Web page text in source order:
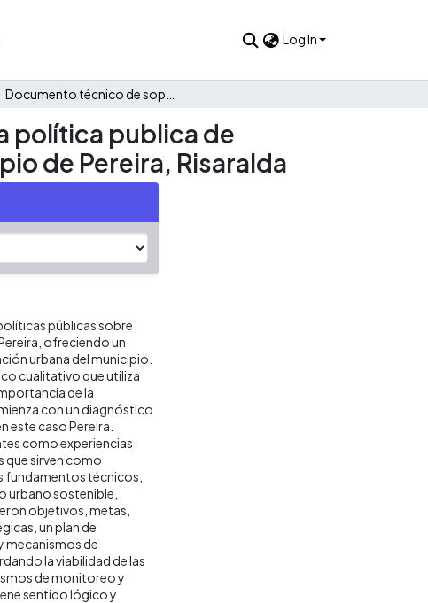
Log In
política publica de
de Pereira, Risaralda
públicas sobre
ofreciendo un
urbana del municipio.
cualitativo que utiliza
de la
con un diagnóstico
este caso Pereira.
como experiencias
que sirven como
fundamentos técnicos,
urbano sostenible,
objetivos, metas,
un plan de
mecanismos de
la viabilidad de las
de monitoreo y
sentido lógico y